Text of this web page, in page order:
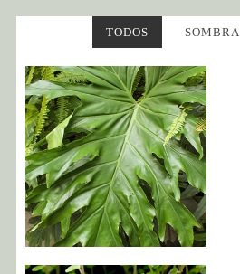
TODOS SOMBRA